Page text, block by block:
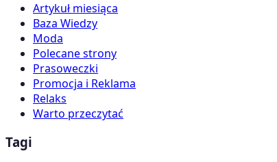
Artykuł miesiąca
Baza Wiedzy
Moda
Polecane strony
Prasoweczki
Promocja i Reklama
Relaks
Warto przeczytać
Tagi